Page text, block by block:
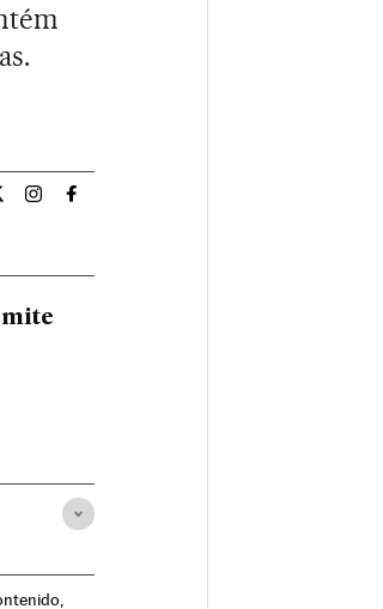
El País Brasil en Twitter
Internacional El País Brasil en Instagram
Internacional El País Brasil en